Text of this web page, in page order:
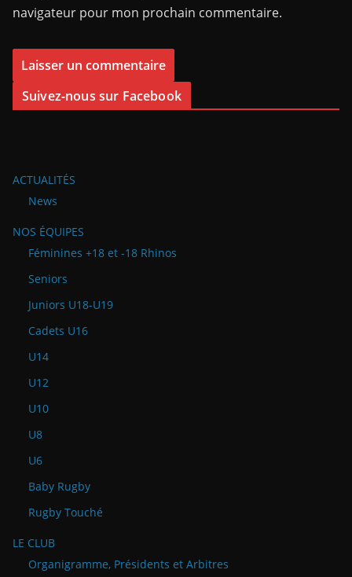
navigateur pour mon prochain commentaire.
Suivez-nous sur Facebook
ACTUALITÉS
News
NOS ÉQUIPES
Féminines +18 et -18 Rhinos
Seniors
Juniors U18-U19
Cadets U16
U14
U12
U10
U8
U6
Baby Rugby
Rugby Touché
LE CLUB
Organigramme, Présidents et Arbitres